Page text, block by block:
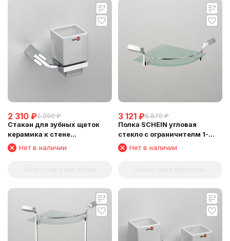
2 310 ₽5 090 ₽
Стакан для зубных щеток
керамика к стене
квадратный SCHEIN (123CS-
R)
Нет в наличии
3 121 ₽6 870 ₽
Полка SCHEIN угловая
стекло с ограничителм 1-
этажная (NL1212B1)
Нет в наличии